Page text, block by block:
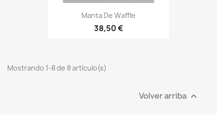
Manta De Waffle
38,50 €
Mostrando 1-8 de 8 artículo(s)
Volver arriba 